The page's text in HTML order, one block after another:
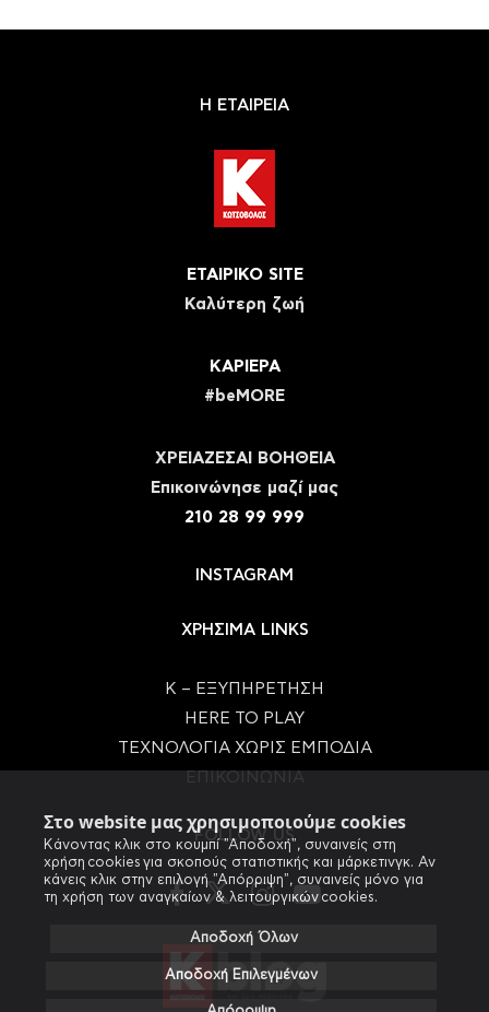
Στο website μας χρησιμοποιούμε cookies
Κάνοντας κλικ στο κουμπί "Αποδοχή", συναινείς στη
χρήση cookies για σκοπούς στατιστικής και μάρκετινγκ. Αν
κάνεις κλικ στην επιλογή "Απόρριψη", συναινείς μόνο για
τη χρήση των αναγκαίων & λειτουργικών cookies.
Αποδοχή Όλων
Αποδοχή Επιλεγμένων
Η ΕΤΑΙΡΕΙΑ
ΕΤΑΙΡΙΚΟ SITE
Καλύτερη ζωή
ΚΑΡΙΕΡΑ
#beMORE
ΧΡΕΙΑΖΕΣΑΙ ΒΟΗΘΕΙΑ
Eπικοινώνησε μαζί μας
210 28 99 999
INSTAGRAM
ΧΡΗΣΙΜΑ LINKS
Κ – ΕΞΥΠΗΡΕΤΗΣΗ
HERE TO PLAY
ΤΕΧΝΟΛΟΓΙΑ ΧΩΡΙΣ ΕΜΠΟΔΙΑ
FOLLOW US